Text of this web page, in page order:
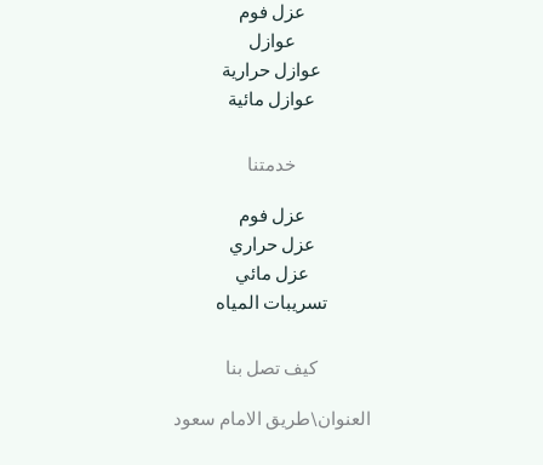
عزل فوم
عوازل
عوازل حرارية
عوازل مائية
خدمتنا
عزل فوم
عزل حراري
عزل مائي
تسريبات المياه
كيف تصل بنا
العنوان\طريق الامام سعود